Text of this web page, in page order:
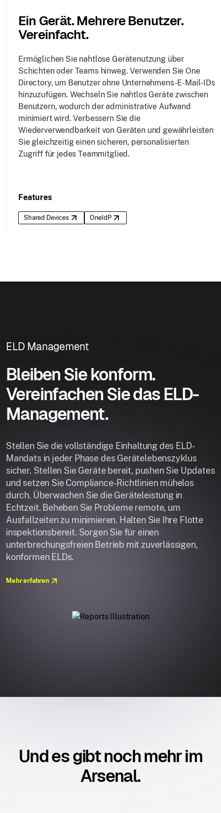
Ein Gerät. Mehrere Benutzer.
Vereinfacht.
Ermöglichen Sie nahtlose Gerätenutzung über
Schichten oder Teams hinweg. Verwenden Sie One
Directory, um Benutzer ohne Unternehmens-E-Mail-IDs
hinzuzufügen. Wechseln Sie nahtlos Geräte zwischen
Benutzern, wodurch der administrative Aufwand
minimiert wird. Verbessern Sie die
Wiederverwendbarkeit von Geräten und gewährleisten
Sie gleichzeitig einen sicheren, personalisierten
Zugriff für jedes Teammitglied.
Features
Shared Devices OneIdP
ELD Management
Bleiben Sie konform.
Vereinfachen Sie das ELD-
Management.
Stellen Sie die vollständige Einhaltung des ELD-
Mandats in jeder Phase des Gerätelebenszyklus
sicher. Stellen Sie Geräte bereit, pushen Sie Updates
und setzen Sie Compliance-Richtlinien mühelos
durch. Überwachen Sie die Geräteleistung in
Echtzeit. Beheben Sie Probleme remote, um
Ausfallzeiten zu minimieren. Halten Sie Ihre Flotte
inspektionsbereit. Sorgen Sie für einen
unterbrechungsfreien Betrieb mit zuverlässigen,
konformen ELDs.
Mehr erfahren
Und es gibt noch mehr im
Arsenal.